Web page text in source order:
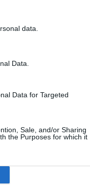
data.
Data.
Data for Targeted
Sale, and/or Sharing
the Purposes for which it